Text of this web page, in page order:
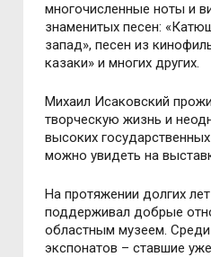
многочисленные ноты и
знаменитых песен:
запад», песен из
казаки» и многих других.
Михаил Исаковский
творческую жизнь и
высоких
можно увидеть на
На протяжении долгих
поддерживал добрые
областным музеем.
экспонатов – ставшие